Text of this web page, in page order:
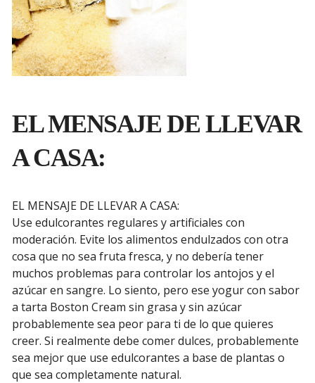
EL MENSAJE DE LLEVAR
A CASA:
EL MENSAJE DE LLEVAR A CASA:
Use edulcorantes regulares y artificiales con
moderación. Evite los alimentos endulzados con otra
cosa que no sea fruta fresca, y no debería tener
muchos problemas para controlar los antojos y el
azúcar en sangre. Lo siento, pero ese yogur con sabor
a tarta Boston Cream sin grasa y sin azúcar
probablemente sea peor para ti de lo que quieres
creer. Si realmente debe comer dulces, probablemente
sea mejor que use edulcorantes a base de plantas o
que sea completamente natural.